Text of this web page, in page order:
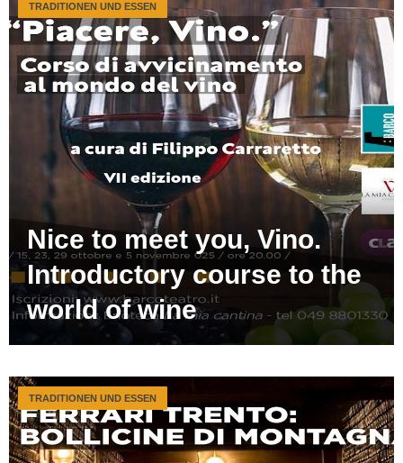
Nice to meet you, Vino.
Introductory course to the
world of wine
TRADITIONEN UND ESSEN
TRADITIONEN UND ESSEN